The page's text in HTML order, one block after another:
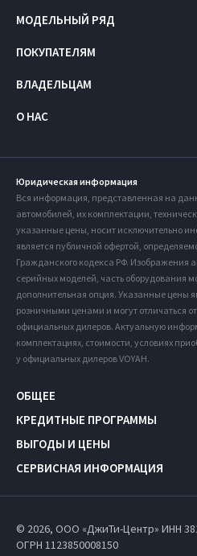
МОДЕЛЬНЫЙ РЯД
ПОКУПАТЕЛЯМ
ВЛАДЕЛЬЦАМ
О НАС
Юридическая информация
Вся информация, представленная на
автомобилей, их комплектации,
указанные цены, носит исключительно
является публичной офертой,
Гражданского кодекса РФ. Изображения
серийных моделей, часть оборудования
дополнительная опция. Указанные цены
розничными ценами и могут отличаться
официальных дилеров. Актуальную
комплектациях, стоимости, условиях
у официальных дилеров VOYAH.
ОБЩЕЕ
КРЕДИТНЫЕ ПРОГРАММЫ
ВЫГОДЫ И ЦЕНЫ
СЕРВИСНАЯ ИНФОРМАЦИЯ
© 2026, ООО «ДжиТи-Центр» ИНН
ОГРН 1123850008150